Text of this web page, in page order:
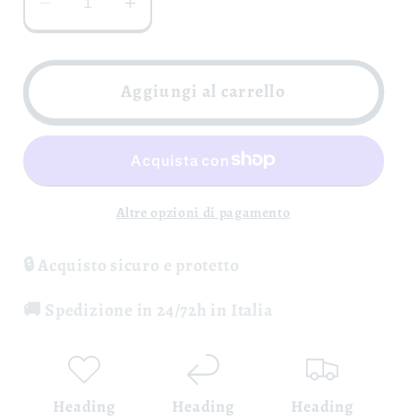
Diminuisci
quantità
per
una
Vite
Adelina
Molettieri
Aumenta
quantità
per
Adotta
Vite
-
Adelina
Molettieri
Aggiungi al carrello
Altre opzioni di pagamento
🔒 Acquisto sicuro e protetto
🚚 Spedizione in 24/72h in Italia
Heading Heading Heading